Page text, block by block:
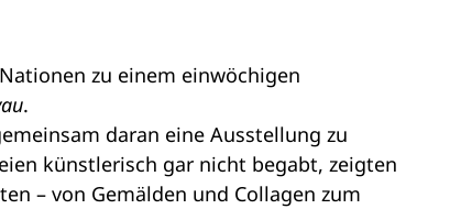
zu einem einwöchigen
.
daran eine Ausstellung zu
künstlerisch gar nicht begabt, zeigten
– von Gemälden und Collagen zum